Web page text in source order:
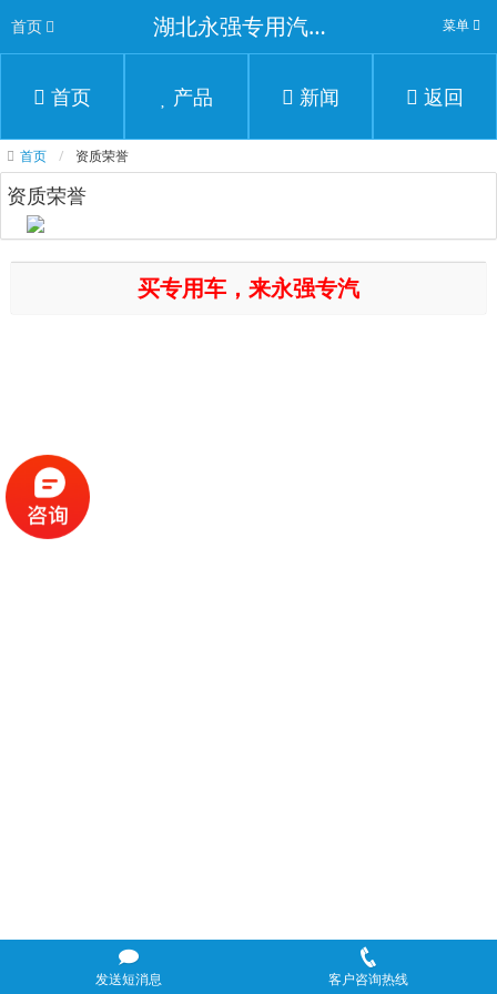
首页 湖北永强专用汽车有限公司 菜单
首页 产品 新闻 返回
首页 资质荣誉
资质荣誉
买专用车，来永强专汽
发送短消息 客户咨询热线